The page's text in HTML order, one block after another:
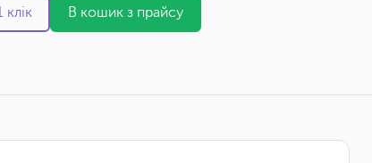
клік В кошик з прайсу